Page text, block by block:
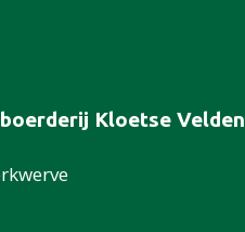
Kloetse Velden